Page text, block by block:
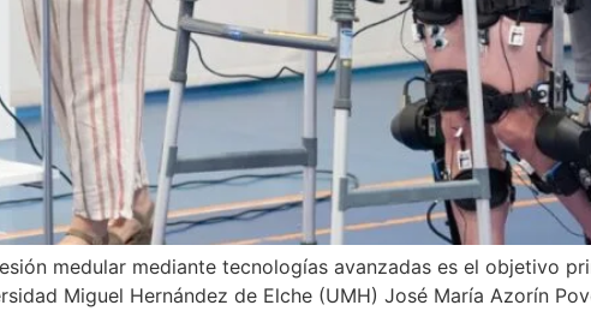
medular mediante tecnologías avanzadas es el objetivo
Miguel Hernández de Elche (UMH) José María Azorín